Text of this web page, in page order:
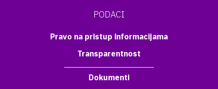
PODACI
Pravo na pristup informacijama
Transparentnost
Dokumenti